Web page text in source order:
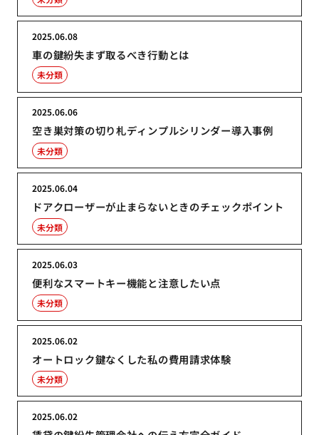
車の鍵紛失まず取るべき行動とは
2025.06.08
未分類
空き巣対策の切り札ディンプルシリンダー導入事例
2025.06.06
未分類
ドアクローザーが止まらないときのチェックポイント
2025.06.04
未分類
便利なスマートキー機能と注意したい点
2025.06.03
未分類
オートロック鍵なくした私の費用請求体験
2025.06.02
未分類
2025.06.02